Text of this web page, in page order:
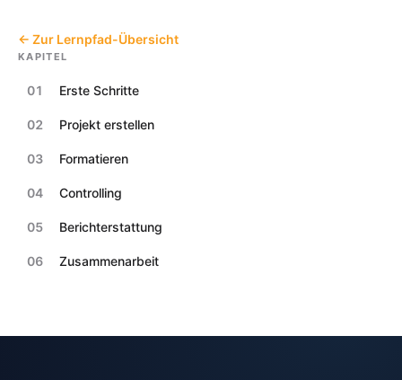
← Zur Lernpfad-Übersicht
KAPITEL
01 Erste Schritte
02 Projekt erstellen
03 Formatieren
04 Controlling
05 Berichterstattung
06 Zusammenarbeit